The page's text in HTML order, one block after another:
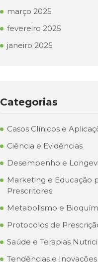
março 2025
fevereiro 2025
janeiro 2025
Categorias
Casos Clínicos e
Ciência e Evidências
Desempenho e
Marketing e Educação
Prescritores
Metabolismo e
Protocolos de
Saúde e Terapias
Tendências e